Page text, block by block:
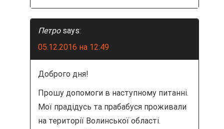
Петро says:
05.12.2016 на 12:49
Доброго дня!
Прошу допомоги в наступному питанні.
Мої прадідусь та прабабуся проживали
на території Волинської області.